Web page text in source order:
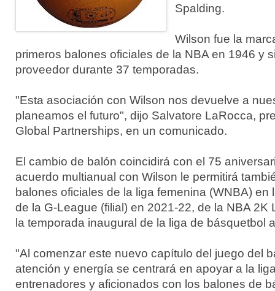
Spalding.
Wilson fue la
primeros balones oficiales de la NBA en 1946 y
proveedor durante 37 temporadas.
"Esta asociación con Wilson nos devuelve a
planeamos el futuro", dijo Salvatore LaRocca,
Global Partnerships, en un comunicado.
El cambio de balón coincidirá con el 75
acuerdo multianual con Wilson le permitirá
balones oficiales de la liga femenina (WNBA) en
de la G-League (filial) en 2021-22, de la NBA 2K
la temporada inaugural de la liga de básquetbol
"Al comenzar este nuevo capítulo del juego del
atención y energía se centrará en apoyar a la
entrenadores y aficionados con los balones de